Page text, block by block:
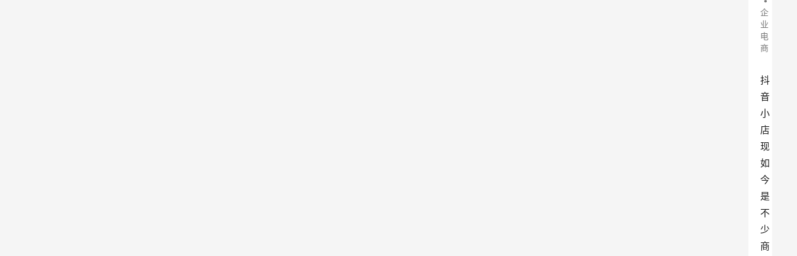
企
业
电
商
抖
音
小
店
现
如
今
是
不
少
商